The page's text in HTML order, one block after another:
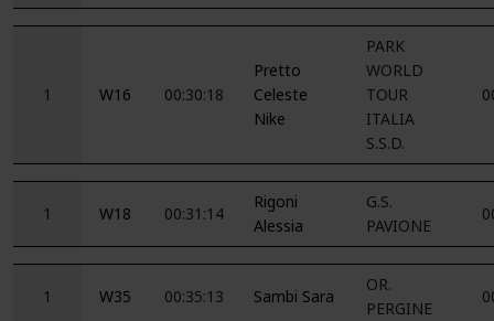
1 W16 00:30:18
Pretto
Celeste
Nike
PARK
WORLD
TOUR
ITALIA
S.S.D.
1 W18 00:31:14
Rigoni
Alessia
G.S.
PAVIONE
1 W35 00:35:13 Sambi Sara
OR.
PERGINE